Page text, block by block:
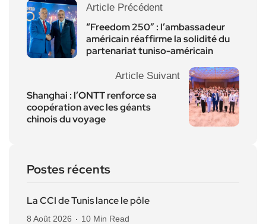
Article Précédent
“Freedom 250” : l’ambassadeur
américain réaffirme la solidité du
partenariat tuniso-américain
Article Suivant
Shanghai : l’ONTT renforce sa
coopération avec les géants
chinois du voyage
Postes récents
La CCI de Tunis lance le pôle
8 Août 2026 10 Min Read